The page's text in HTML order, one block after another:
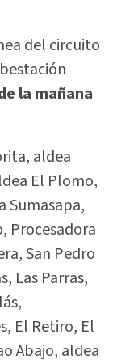
del circuito
la mañana
aldea
El Plomo,
Sumasapa,
Procesadora
San Pedro
Las Parras,
El Retiro, El
Abajo, aldea